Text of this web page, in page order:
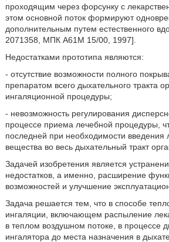
проходящим через форсунку с
этом основной поток формируют
дополнительным путем естественного
2071358, МПК А61М 15/00, 1997].
Недостатками прототипа являются:
- отсутствие возможности полного
препаратом всего дыхательного тракта
ингаляционной процедуры;
- невозможность регулирования
процессе приема лечебной процедуры,
последней при необходимости введения
вещества во весь дыхательный тракт
Задачей изобретения является
недостатков, а именно, расширение
возможностей и улучшение
Задача решается тем, что в способе
ингаляции, включающем распыление
в теплом воздушном потоке, в процессе
ингалятора до места назначения в